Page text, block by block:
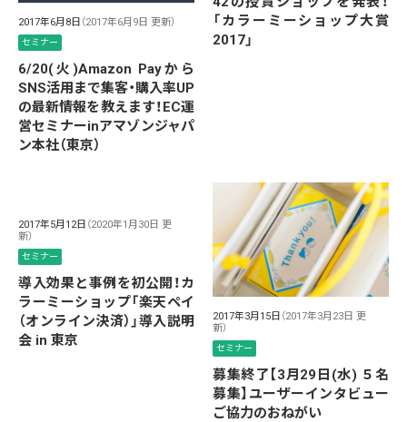
2017年6月8日 （2017年6月9日 更新）
セミナー
6/20(火)Amazon Payから
SNS活用まで集客・購入率UP
の最新情報を教えます！EC運
営セミナーinアマゾンジャパ
ン本社（東京）
「カラーミーショップ大賞
2017」
2017年5月12日 （2020年1月30日 更
新）
セミナー
導入効果と事例を初公開！カ
ラーミーショップ「楽天ペイ
（オンライン決済）」導入説明
会 in 東京
2017年3月15日 （2017年3月23日 更
新）
セミナー
募集終了【3月29日(水) ５名
募集】ユーザーインタビュー
ご協力のおねがい